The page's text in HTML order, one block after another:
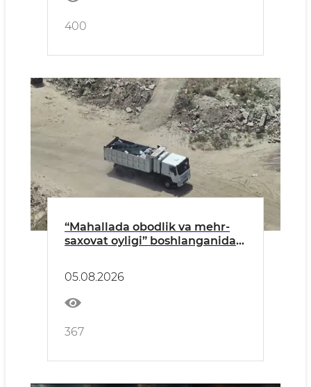
400
“Mahallada obodlik va mehr-
saxovat oyligi” boshlanganidan
05.08.2026
367